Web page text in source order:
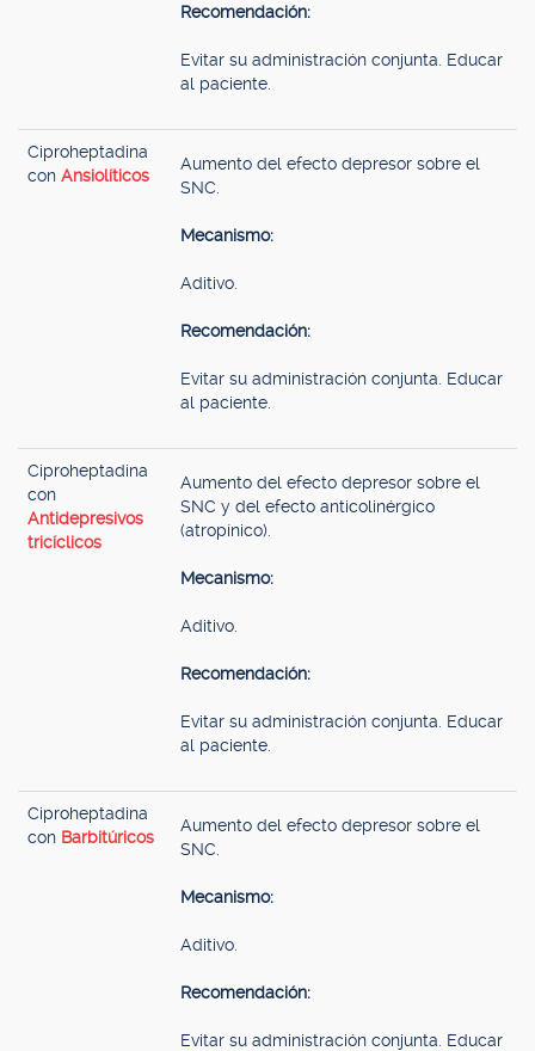
Recomendación:
Evitar su administración conjunta. Educar
al paciente.
Ciproheptadina
con Ansiolíticos
Aumento del efecto depresor sobre el
SNC.
Mecanismo:
Aditivo.
Recomendación:
Evitar su administración conjunta. Educar
al paciente.
Ciproheptadina
con
Antidepresivos
tricíclicos
Aumento del efecto depresor sobre el
SNC y del efecto anticolinérgico
(atropínico).
Mecanismo:
Aditivo.
Recomendación:
Evitar su administración conjunta. Educar
al paciente.
Ciproheptadina
con Barbitúricos
Aumento del efecto depresor sobre el
SNC.
Mecanismo:
Aditivo.
Recomendación:
Evitar su administración conjunta. Educar